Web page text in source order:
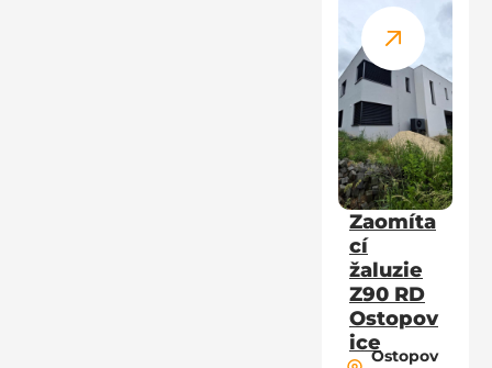
Zaomíta
cí
žaluzie
Z90 RD
Ostopov
ice
Ostopov